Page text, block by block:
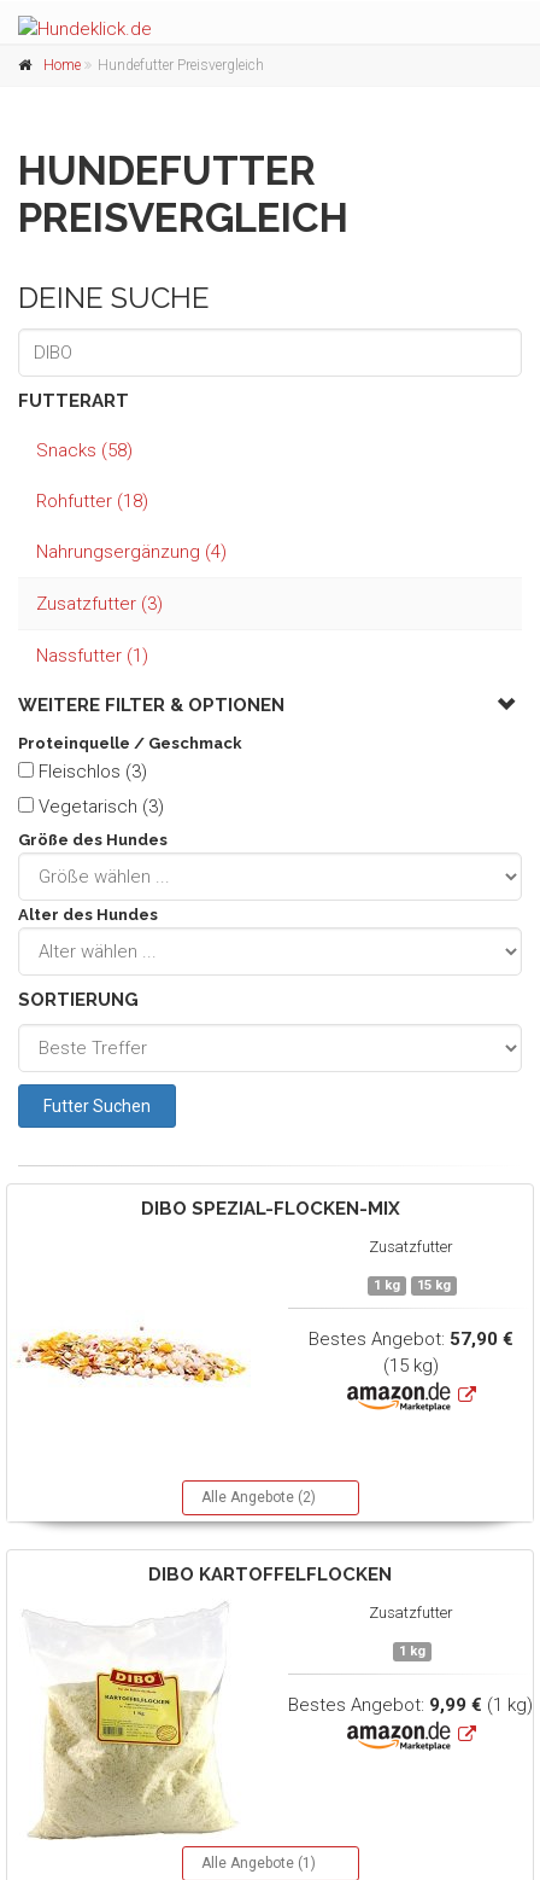
Home Hundefutter Preisvergleich
HUNDEFUTTER
PREISVERGLEICH
DEINE SUCHE
FUTTERART
Snacks (58)
Rohfutter (18)
Nahrungsergänzung (4)
Zusatzfutter (3)
Nassfutter (1)
WEITERE FILTER & OPTIONEN
Proteinquelle / Geschmack
Fleischlos (3)
Vegetarisch (3)
Größe des Hundes
Alter des Hundes
SORTIERUNG
DIBO SPEZIAL-FLOCKEN-MIX
Zusatzfutter
1 kg 15 kg
Bestes Angebot: 57,90 €
(15 kg)
Alle Angebote (2)
DIBO KARTOFFELFLOCKEN
Zusatzfutter
1 kg
Bestes Angebot: 9,99 € (1 kg)
Alle Angebote (1)